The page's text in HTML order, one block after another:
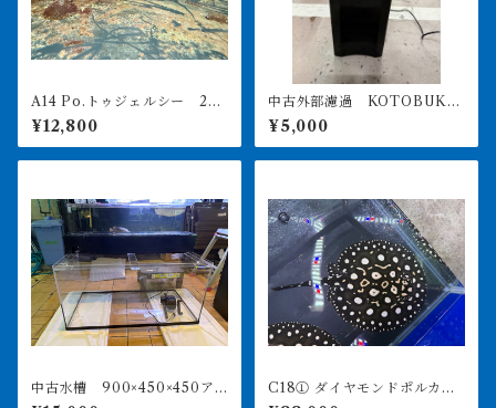
A14 Po.トゥジェルシー 20
㎝前後
¥12,800
中古外部濾過 KOTOBUKI
POWERBOX V1200 引き取
り限定
¥5,000
中古水槽 900×450×450ア
クリル水槽 上部濾過セット
C18① ダイヤモンドポルカ
アルビノヘテロ 体盤16㎝前